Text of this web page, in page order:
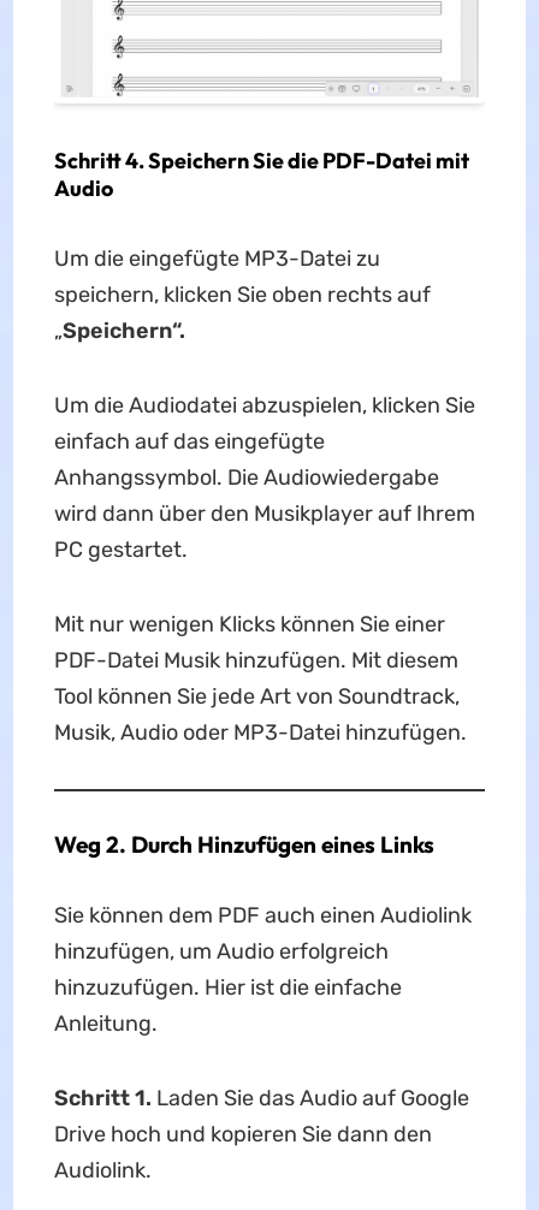
Schritt 4. Speichern Sie die PDF-Datei mit
Audio
Um die eingefügte MP3-Datei zu
speichern, klicken Sie oben rechts auf
„Speichern“.
Um die Audiodatei abzuspielen, klicken Sie
einfach auf das eingefügte
Anhangssymbol. Die Audiowiedergabe
wird dann über den Musikplayer auf Ihrem
PC gestartet.
Mit nur wenigen Klicks können Sie einer
PDF-Datei Musik hinzufügen. Mit diesem
Tool können Sie jede Art von Soundtrack,
Musik, Audio oder MP3-Datei hinzufügen.
Weg 2. Durch Hinzufügen eines Links
Sie können dem PDF auch einen Audiolink
hinzufügen, um Audio erfolgreich
hinzuzufügen. Hier ist die einfache
Anleitung.
Schritt 1. Laden Sie das Audio auf Google
Drive hoch und kopieren Sie dann den
Audiolink.